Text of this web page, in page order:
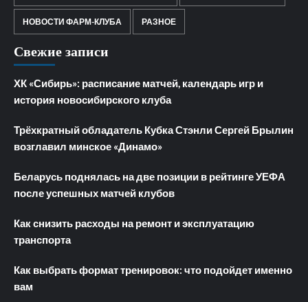
НОВОСТИ ФАРМ-КЛУБА РАЗНОЕ
Свежие записи
ХК «Сибирь»: расписание матчей, календарь игр и
история новосибирского клуба
Трёхкратный обладатель Кубка Стэнли Сергей Брылин
возглавил минское «Динамо»
Беларусь поднялась на две позиции в рейтинге УЕФА
после успешных матчей клубов
Как снизить расходы на ремонт и эксплуатацию
транспорта
Как выбрать формат тренировок: что подойдет именно
вам